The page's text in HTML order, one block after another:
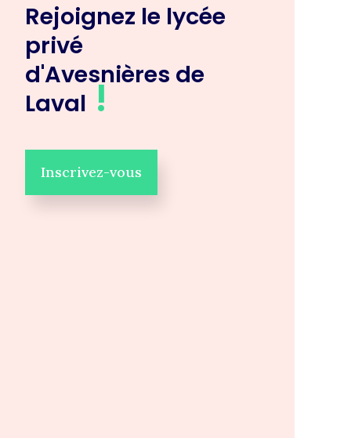
Rejoignez le lycée
privé
d'Avesnières de
Laval!
Inscrivez-vous